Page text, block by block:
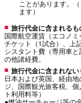
ことがあります。
ます）
旅行代金に含まれるも
国際航空運賃（エコノ
チケット（1試合）、上
シスタント費（専用車
の他諸経費。
旅行代金に含まれない
日本および英国、経由
ジ、国際観光旅客税、
ト利用料等）